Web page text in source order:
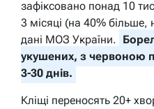
зафіксовано понад 10
3 місяці (на 40% більше,
дані МОЗ України.
укушених, з червоною
3-30 днів.
Кліщі переносять 20+